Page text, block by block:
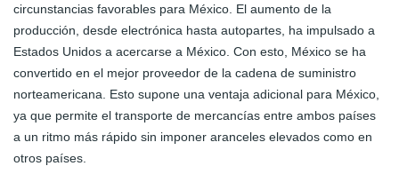
circunstancias favorables para México. El aumento de la
producción, desde electrónica hasta autopartes, ha impulsado a
Estados Unidos a acercarse a México. Con esto, México se ha
convertido en el mejor proveedor de la cadena de suministro
norteamericana. Esto supone una ventaja adicional para México,
ya que permite el transporte de mercancías entre ambos países
a un ritmo más rápido sin imponer aranceles elevados como en
otros países.